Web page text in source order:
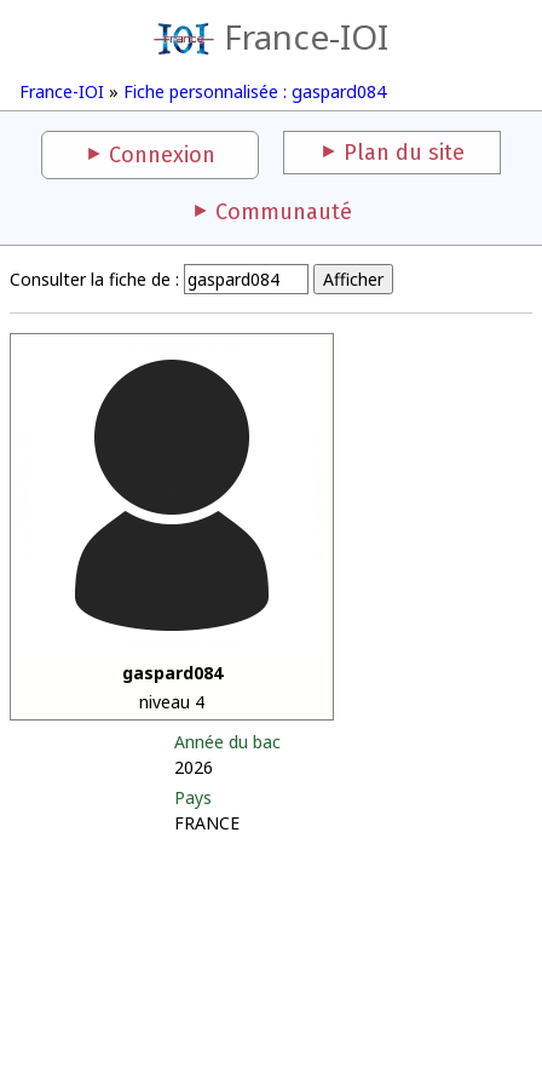
France-IOI
France-IOI » Fiche personnalisée : gaspard084
Connexion Plan du site
Communauté
Consulter la fiche de :
gaspard084
niveau 4
Année du bac
2026
Pays
FRANCE